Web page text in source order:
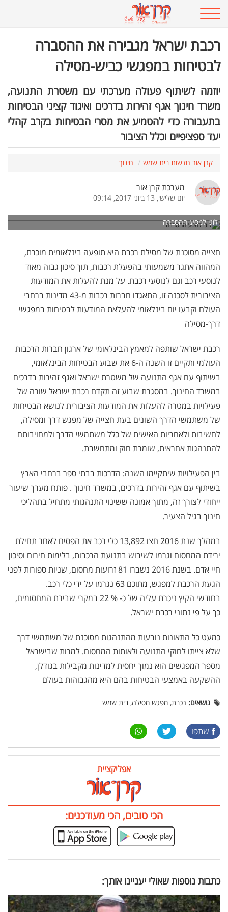
רכבת ישראל מגבירה את ההסברה
לבטיחות במפגשי כביש-מסילה
יוזמה לשיתוף פעולה מערכתי עם משטרת התנועה,
משרד חינוך אגף זהירות בדרכים ואיגוד קציני הבטיחות
בתעבורה כדי להטמיע את מסרי הבטיחות בקרב קהלי
יעד ספציפיים וכלל הציבור
קרן אור חדשות בית שמש חינוך
מערכת קרן אור
יום שלישי, 13 ביוני 2017, 09:14
לוגו למסע ההסברה
חצייה מסוכנת של מסילת רכבת היא תופעה בינלאומית מוכרת,
המהווה אתגר משמעותי בהפעלת רכבות, תוך סיכון גבוה מאוד
לנוסעי רכב וגם לנוסעי רכבת. על מנת להעלות את המודעות
הציבורית לסכנה זו, התאגדו חברות רכבות מ-43 מדינות ברחבי
העולם וקבעו יום בינלאומי להעלאת המודעות לבטיחות במפגשי
דרך-מסילה
רכבת ישראל שותפה למאמץ הבינלאומי של ארגון חברות הרכבות
העולמי ותקיים זו השנה ה-6 את שבוע הבטיחות הבינלאומי,
בשיתוף עם אגף התנועה של משטרת ישראל ואגף זהירות בדרכים
במשרד החינוך. במסגרת שבוע זה תקדם רכבת ישראל שורה של
פעילויות במטרה להעלות את המודעות הציבורית לנושא הבטיחות
של משתמשי הדרך השונים בעת חצייה של מפגש דרך ומסילה,
לחשיבות ולאחריות האישית של כלל משתמשי הדרך ולמחויבותם
להתנהגות אחראית, שומרת חוק ומתחשבת.
בין הפעילויות שיתקיימו השנה: הדרכותבבתי ספר ברחבי הארץ
בשיתוף עם אגף זהירות בדרכים, במשרד חינוך . פותח מערך שיעור
ייחודי לצורך זה, מתוך אמונה ששינוי התנהגותי מתחיל בתהליכי
חינוך בגיל הצעיר.
במהלך שנת 2016 חצו 13,892 כלי רכב את הפסים לאחר תחילת
ירידת המחסום וגרמו לשיבוש בתנועת הרכבות, בלימות חירום וסיכון
חיי אדם. בשנת 2016 נשברו 81 זרועות מחסום, שניות ספורות לפני
הגעת הרכבת למפגש, מתוכם 63 נגרמו על ידי כלי רכב.
בחודשי הקיץ ניכרת עליה של כ- % 22 במקרי שבירת המחסומים,
כך על פי נתוני רכבת ישראל.
כמעט כל התאונות נובעות מהתנהגות מסוכנת של משתמשי דרך
שלא צייתו לחוקי התנועה ולאותות המחסום. למרות שבישראל
מספר המפגשים הוא נמוך יחסית למדינות מקבילות בגודלן,
ההשקעה באמצעי הבטיחות בהם היא מהגבוהות בעולם
נושאים: רכבת, מפגש מסילה, בית שמש
שתפו
אפליקציית
הכי טובים, הכי מעודכנים:
כתבות נוספות שאולי יעניינו אותך: